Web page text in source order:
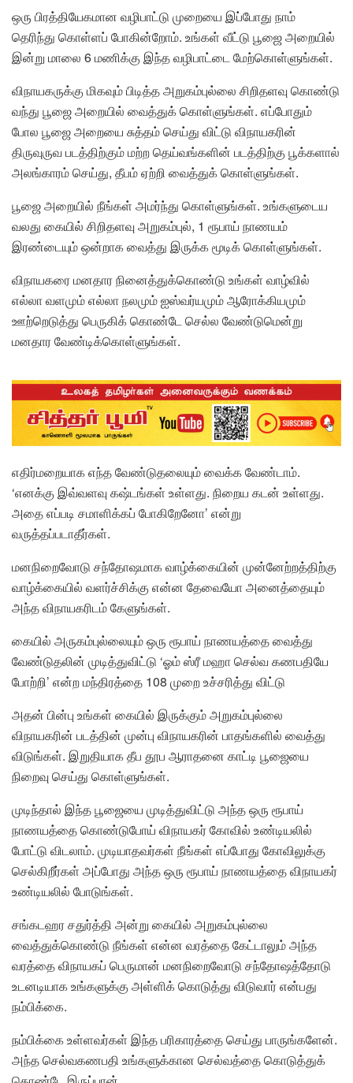
ஒரு பிரத்தியேகமான வழிபாட்டு முறையை இப்போது நாம்
தெரிந்து கொள்ளப் போகின்றோம். உங்கள் வீட்டு பூஜை அறையில்
இன்று மாலை 6 மணிக்கு இந்த வழிபாட்டை மேற்கொள்ளுங்கள்.
விநாயகருக்கு மிகவும் பிடித்த அறுகம்புல்லை சிறிதளவு கொண்டு
வந்து பூஜை அறையில் வைத்துக் கொள்ளுங்கள். எப்போதும்
போல பூஜை அறையை சுத்தம் செய்து விட்டு விநாயகரின்
திருவுருவ படத்திற்கும் மற்ற தெய்வங்களின் படத்திற்கு பூக்களால்
அலங்காரம் செய்து, தீபம் ஏற்றி வைத்துக் கொள்ளுங்கள்.
பூஜை அறையில் நீங்கள் அமர்ந்து கொள்ளுங்கள். உங்களுடைய
வலது கையில் சிறிதளவு அறுகம்புல், 1 ரூபாய் நாணயம்
இரண்டையும் ஒன்றாக வைத்து இருக்க மூடிக் கொள்ளுங்கள்.
விநாயகரை மனதார நினைத்துக்கொண்டு உங்கள் வாழ்வில்
எல்லா வளமும் எல்லா நலமும் ஐஸ்வர்யமும் ஆரோக்கியமும்
ஊற்றெடுத்து பெருகிக் கொண்டே செல்ல வேண்டுமென்று
மனதார வேண்டிக்கொள்ளுங்கள்.
எதிர்மறையாக எந்த வேண்டுதலையும் வைக்க வேண்டாம்.
‘எனக்கு இவ்வளவு கஷ்டங்கள் உள்ளது. நிறைய கடன் உள்ளது.
அதை எப்படி சமாளிக்கப் போகிறேனோ’ என்று
வருத்தப்படாதீர்கள்.
மனநிறைவோடு சந்தோஷமாக வாழ்க்கையின் முன்னேற்றத்திற்கு
வாழ்க்கையில் வளர்ச்சிக்கு என்ன தேவையோ அனைத்தையும்
அந்த விநாயகரிடம் கேளுங்கள்.
கையில் அருகம்புல்லையும் ஒரு ரூபாய் நாணயத்தை வைத்து
வேண்டுதலின் முடித்துவிட்டு ‘ஓம் ஸ்ரீ மஹா செல்வ கணபதியே
போற்றி’ என்ற மந்திரத்தை 108 முறை உச்சரித்து விட்டு
அதன் பின்பு உங்கள் கையில் இருக்கும் அறுகம்புல்லை
விநாயகரின் படத்தின் முன்பு விநாயகரின் பாதங்களில் வைத்து
விடுங்கள். இறுதியாக தீப தூப ஆராதனை காட்டி பூஜையை
நிறைவு செய்து கொள்ளுங்கள்.
முடிந்தால் இந்த பூஜையை முடித்துவிட்டு அந்த ஒரு ரூபாய்
நாணயத்தை கொண்டுபோய் விநாயகர் கோவில் உண்டியலில்
போட்டு விடலாம். முடியாதவர்கள் நீங்கள் எப்போது கோவிலுக்கு
செல்கிறீர்கள் அப்போது அந்த ஒரு ரூபாய் நாணயத்தை விநாயகர்
உண்டியலில் போடுங்கள்.
சங்கடஹர சதுர்த்தி அன்று கையில் அறுகம்புல்லை
வைத்துக்கொண்டு நீங்கள் என்ன வரத்தை கேட்டாலும் அந்த
வரத்தை விநாயகப் பெருமான் மனநிறைவோடு சந்தோஷத்தோடு
உடனடியாக உங்களுக்கு அள்ளிக் கொடுத்து விடுவார் என்பது
நம்பிக்கை‌.
நம்பிக்கை உள்ளவர்கள் இந்த பரிகாரத்தை செய்து பாருங்களேன்‌.
அந்த செல்வகணபதி உங்களுக்கான செல்வத்தை கொடுத்துக்